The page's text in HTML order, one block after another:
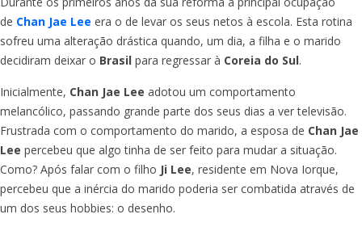
de Chan Jae Lee era o de levar os seus netos à escola. Esta rotina
sofreu uma alteração drástica quando, um dia, a filha e o marido
decidiram deixar o Brasil para regressar à Coreia do Sul.
Inicialmente, Chan Jae Lee adotou um comportamento
melancólico, passando grande parte dos seus dias a ver televisão.
Frustrada com o comportamento do marido, a esposa de Chan Jae
Lee percebeu que algo tinha de ser feito para mudar a situação.
Como? Após falar com o filho Ji Lee, residente em Nova Iorque,
percebeu que a inércia do marido poderia ser combatida através de
um dos seus hobbies: o desenho.